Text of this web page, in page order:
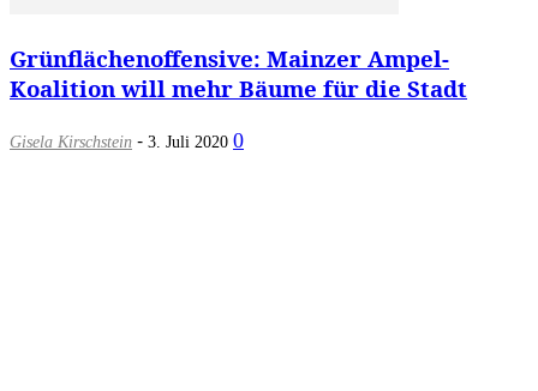
Grünflächenoffensive: Mainzer Ampel-
Koalition will mehr Bäume für die Stadt
Gisela Kirschstein - 3. Juli 2020 0